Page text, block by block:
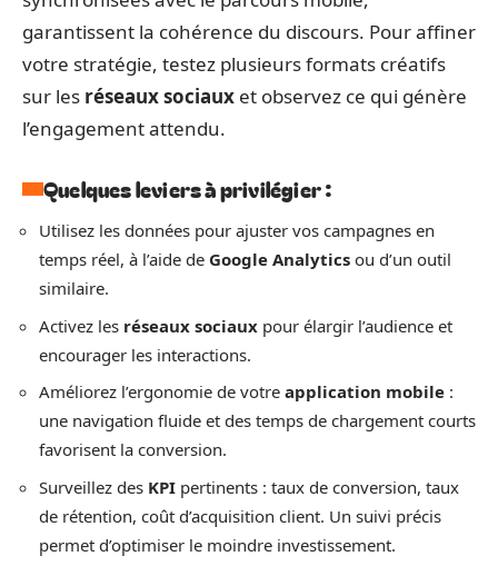
garantissent la cohérence du discours. Pour affiner
votre stratégie, testez plusieurs formats créatifs
sur les réseaux sociaux et observez ce qui génère
l’engagement attendu.
Quelques leviers à privilégier :
Utilisez les données pour ajuster vos campagnes en
temps réel, à l’aide de Google Analytics ou d’un outil
similaire.
Activez les réseaux sociaux pour élargir l’audience et
encourager les interactions.
Améliorez l’ergonomie de votre application mobile :
une navigation fluide et des temps de chargement courts
favorisent la conversion.
Surveillez des KPI pertinents : taux de conversion, taux
de rétention, coût d’acquisition client. Un suivi précis
permet d’optimiser le moindre investissement.